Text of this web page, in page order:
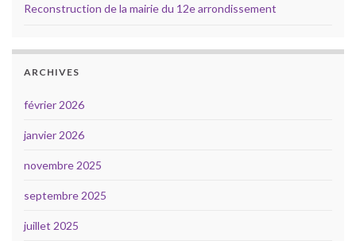
Reconstruction de la mairie du 12e arrondissement
ARCHIVES
février 2026
janvier 2026
novembre 2025
septembre 2025
juillet 2025